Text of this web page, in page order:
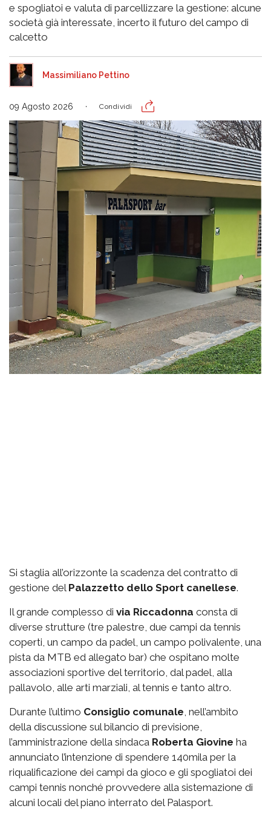
e spogliatoi e valuta di parcellizzare la gestione: alcune
società già interessate, incerto il futuro del campo di
calcetto
Massimiliano Pettino
09 Agosto 2026 Condividi
Si staglia all’orizzonte la scadenza del contratto di
gestione del Palazzetto dello Sport canellese.
Il grande complesso di via Riccadonna consta di
diverse strutture (tre palestre, due campi da tennis
coperti, un campo da padel, un campo polivalente, una
pista da MTB ed allegato bar) che ospitano molte
associazioni sportive del territorio, dal padel, alla
pallavolo, alle arti marziali, al tennis e tanto altro.
Durante l’ultimo Consiglio comunale, nell’ambito
della discussione sul bilancio di previsione,
l’amministrazione della sindaca Roberta Giovine ha
annunciato l’intenzione di spendere 140mila per la
riqualificazione dei campi da gioco e gli spogliatoi dei
campi tennis nonché provvedere alla sistemazione di
alcuni locali del piano interrato del Palasport.